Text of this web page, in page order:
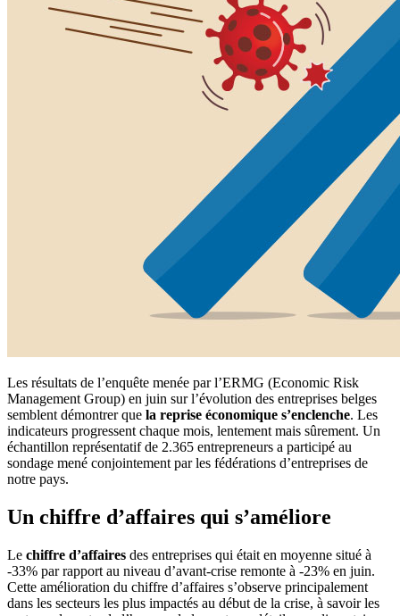
Les résultats de l’enquête menée par l’ERMG (Economic Risk
Management Group) en juin sur l’évolution des entreprises belges
semblent démontrer que la reprise économique s’enclenche. Les
indicateurs progressent chaque mois, lentement mais sûrement. Un
échantillon représentatif de 2.365 entrepreneurs a participé au
sondage mené conjointement par les fédérations d’entreprises de
notre pays.
Un chiffre d’affaires qui s’améliore
Le chiffre d’affaires des entreprises qui était en moyenne situé à
-33% par rapport au niveau d’avant-crise remonte à -23% en juin.
Cette amélioration du chiffre d’affaires s’observe principalement
dans les secteurs les plus impactés au début de la crise, à savoir les